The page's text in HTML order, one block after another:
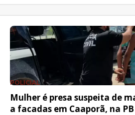
POLICIAL
Mulher é presa suspeita de
a facadas em Caaporã, na PB